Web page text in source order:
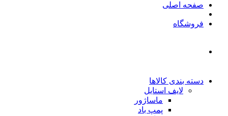
صفحه اصلی
فروشگاه
دسته بندی کالاها
لایف استایل
ماساژور
پمپ باد